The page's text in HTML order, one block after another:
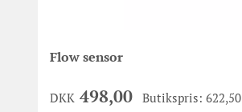
Flow sensor
DKK 498,00 Butikspris: 622,50